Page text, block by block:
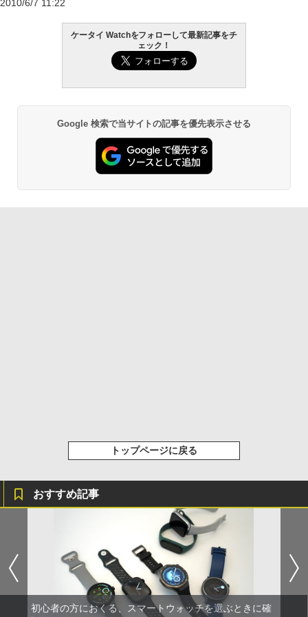
2010/6/7 11:22
ケータイ Watchをフォローして最新記事をチ
ェック！
Google 検索で当サイトの記事を優先表示させる
トップページに戻る
おすすめ記事
初心者の方におくる、スマートウォッチを選ぶときに確